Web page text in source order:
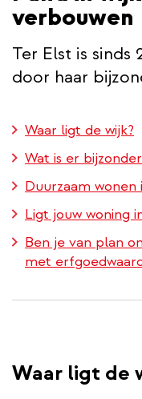
verbouwen
Ter Elst is
door haar
Waar ligt de wijk?
Wat is er
Duurzaam wonen
Ligt jouw woning
Ben je van plan
met
Waar ligt de